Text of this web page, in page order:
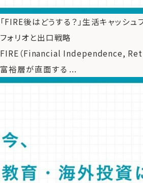
「FIRE後はどうする？」生活キャッシ
フォリオと出口戦略
FIRE（Financial Independence,
富裕層が直面する ...